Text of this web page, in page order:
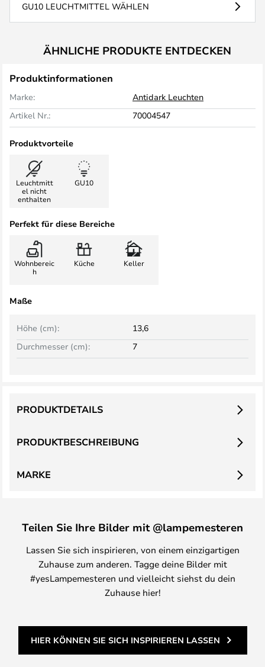
GU10 LEUCHTMITTEL WÄHLEN
ÄHNLICHE PRODUKTE ENTDECKEN
Produktinformationen
Marke:
Antidark Leuchten
Artikel Nr.:
70004547
Produktvorteile
Leuchtmitt
el nicht
enthalten
GU10
Perfekt für diese Bereiche
Wohnbereic
h
Küche Keller
Maße
Höhe (cm):
13,6
Durchmesser (cm):
7
PRODUKTBESCHREIBUNG
PRODUKTDETAILS
MARKE
Teilen Sie Ihre Bilder mit @lampemesteren
Lassen Sie sich inspirieren, von einem einzigartigen
Zuhause zum anderen. Tagge deine Bilder mit
#yesLampemesteren und vielleicht siehst du dein
Zuhause hier!
HIER KÖNNEN SIE SICH INSPIRIEREN LASSEN